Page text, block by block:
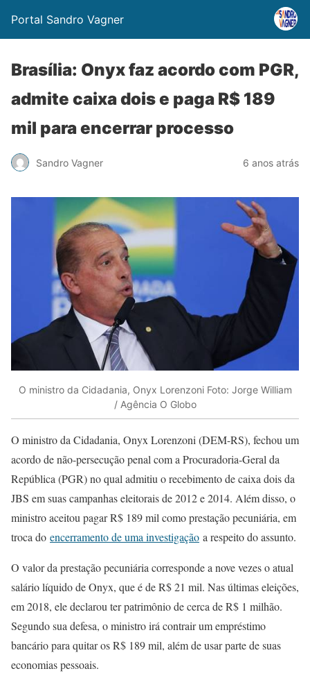
Portal Sandro Vagner
Brasília: Onyx faz acordo com PGR,
admite caixa dois e paga R$ 189
mil para encerrar processo
Sandro Vagner 6 anos atrás
O ministro da Cidadania, Onyx Lorenzoni Foto: Jorge William
/ Agência O Globo
O ministro da Cidadania, Onyx Lorenzoni (DEM-RS), fechou um
acordo de não-persecução penal com a Procuradoria-Geral da
República (PGR) no qual admitiu o recebimento de caixa dois da
JBS em suas campanhas eleitorais de 2012 e 2014. Além disso, o
ministro aceitou pagar R$ 189 mil como prestação pecuniária, em
troca do encerramento de uma investigação a respeito do assunto.
O valor da prestação pecuniária corresponde a nove vezes o atual
salário líquido de Onyx, que é de R$ 21 mil. Nas últimas eleições,
em 2018, ele declarou ter patrimônio de cerca de R$ 1 milhão.
Segundo sua defesa, o ministro irá contrair um empréstimo
bancário para quitar os R$ 189 mil, além de usar parte de suas
economias pessoais.